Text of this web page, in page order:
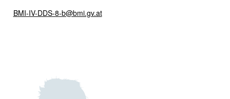
BMI-IV-DDS-8-b@bmi.gv.at